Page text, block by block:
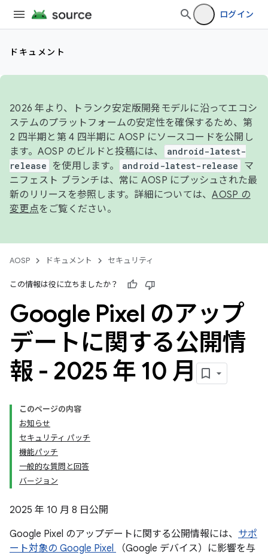
ログイン
ドキュメント
2026 年より、トランク安定版開発モデルに沿ってエコシ
ステムのプラットフォームの安定性を確保するため、第
2 四半期と第 4 四半期に AOSP にソースコードを公開し
ます。AOSP のビルドと投稿には、
android-latest-
release
を使用します。 android-latest-release
マ
ニフェスト ブランチは、常に AOSP にプッシュされた最
新のリリースを参照します。詳細については、AOSP の
変更点をご覧ください。
AOSP ドキュメント セキュリティ
この情報は役に立ちましたか？
Google Pixel のアップ
デートに関する公開情
報 - 2025 年 10 月
このページの内容
お知らせ
セキュリティ パッチ
機能パッチ
一般的な質問と回答
バージョン
2025 年 10 月 8 日公開
Google Pixel のアップデートに関する公開情報には、 サポ
ート対象の Google Pixel
（Google デバイス）に影響を与